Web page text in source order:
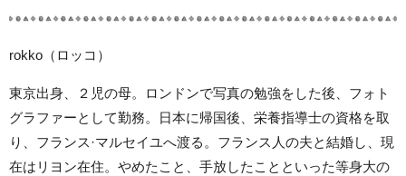
rokko（ロッコ）
東京出身、２児の母。ロンドンで写真の勉強をした後、フォト
グラファーとして勤務。日本に帰国後、栄養指導士の資格を取
り、フランス·マルセイユへ渡る。フランス人の夫と結婚し、現
在はリヨン在住。やめたこと、手放したことといった等身大の